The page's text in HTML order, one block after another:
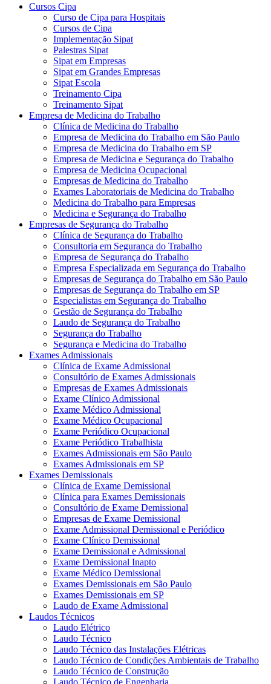
Cursos Cipa
Curso de Cipa para Hospitais
Cursos de Cipa
Implementação Sipat
Palestras Sipat
Sipat em Empresas
Sipat em Grandes Empresas
Sipat Escola
Treinamento Cipa
Treinamento Sipat
Empresa de Medicina do Trabalho
Clínica de Medicina do Trabalho
Empresa de Medicina do Trabalho em São Paulo
Empresa de Medicina do Trabalho em SP
Empresa de Medicina e Segurança do Trabalho
Empresa de Medicina Ocupacional
Empresas de Medicina do Trabalho
Exames Laboratoriais de Medicina do Trabalho
Medicina do Trabalho para Empresas
Medicina e Segurança do Trabalho
Empresas de Segurança do Trabalho
Clínica de Segurança do Trabalho
Consultoria em Segurança do Trabalho
Empresa de Segurança do Trabalho
Empresa Especializada em Segurança do Trabalho
Empresas de Segurança do Trabalho em São Paulo
Empresas de Segurança do Trabalho em SP
Especialistas em Segurança do Trabalho
Gestão de Segurança do Trabalho
Laudo de Segurança do Trabalho
Segurança do Trabalho
Segurança e Medicina do Trabalho
Exames Admissionais
Clínica de Exame Admissional
Consultório de Exames Admissionais
Empresas de Exames Admissionais
Exame Clínico Admissional
Exame Médico Admissional
Exame Médico Ocupacional
Exame Periódico Ocupacional
Exame Periódico Trabalhista
Exames Admissionais em São Paulo
Exames Admissionais em SP
Exames Demissionais
Clínica de Exame Demissional
Clínica para Exames Demissionais
Consultório de Exame Demissional
Empresas de Exame Demissional
Exame Admissional Demissional e Periódico
Exame Clínico Demissional
Exame Demissional e Admissional
Exame Demissional Inapto
Exame Médico Demissional
Exames Demissionais em São Paulo
Exames Demissionais em SP
Laudo de Exame Admissional
Laudos Técnicos
Laudo Elétrico
Laudo Técnico
Laudo Técnico das Instalações Elétricas
Laudo Técnico de Condições Ambientais de Trabalho
Laudo Técnico de Construção
Laudo Técnico de Engenharia